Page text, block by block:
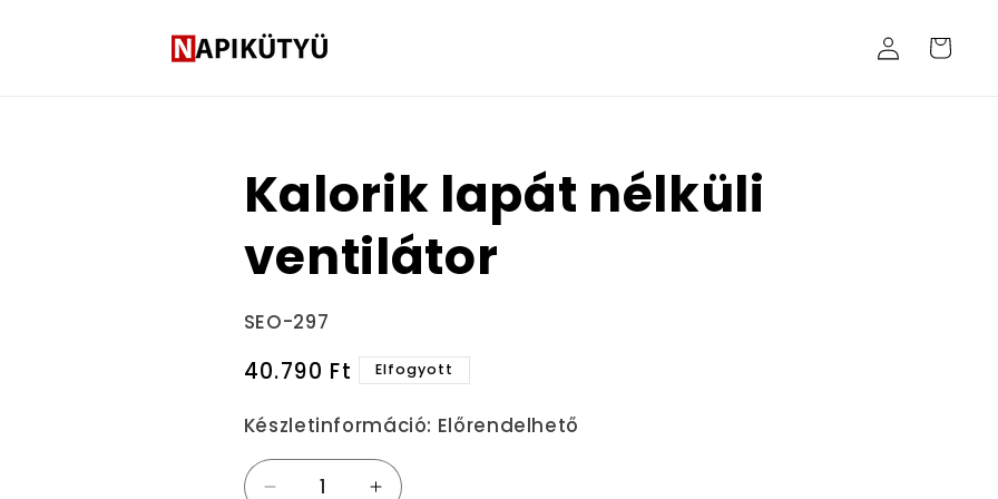
Bejelentkezés
Kosár
Kalorik lapát nélküli
ventilátor
Termékváltozat:
SEO-297
Normál
40.790 Ft Elfogyott
Készletinformáció: Előrendelhető